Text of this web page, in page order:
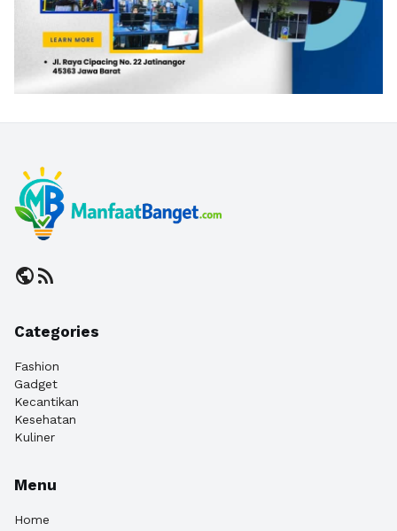
publicrss_feed
Categories
Fashion
Gadget
Kecantikan
Kesehatan
Kuliner
Menu
Home